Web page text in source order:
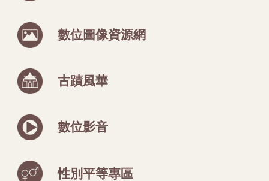
數位圖像資源網
古蹟風華
數位影音
性別平等專區